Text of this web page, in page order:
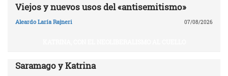
Viejos y nuevos usos del «antisemitismo»
Aleardo Laría Rajneri 07/08/2026
Saramago y Katrina